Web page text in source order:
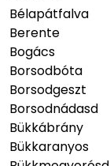
Bélapátfalva
Berente
Bogács
Borsodbóta
Borsodgeszt
Borsodnádasd
Bükkábrány
Bükkaranyos